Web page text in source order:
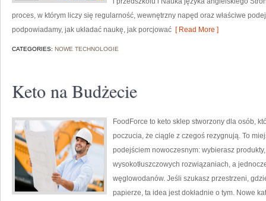
proces, w którym liczy się regularność, wewnętrzny napęd oraz właściwe
podpowiadamy, jak układać naukę, jak porcjować [ Read More ]
CATEGORIES: NOWE TECHNOLOGIE
Keto na Budżecie
FoodForce to keto sklep stworzony dla osób,
poczucia, że ciągle z czegoś rezygnują. To
podejściem nowoczesnym: wybierasz
wysokotłuszczowych rozwiązaniach, a
węglowodanów. Jeśli szukasz przestrzeni,
papierze, ta idea jest dokładnie o tym. Nowe